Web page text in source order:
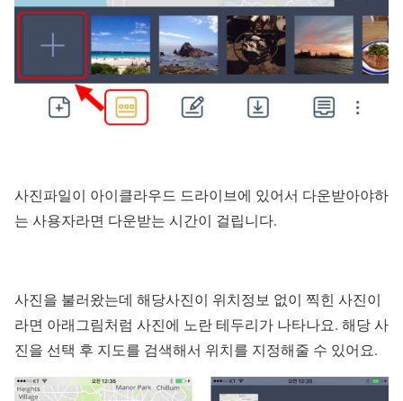
사진파일이 아이클라우드 드라이브에 있어서 다운받아야하
는 사용자라면 다운받는 시간이 걸립니다.
사진을 불러왔는데 해당사진이 위치정보 없이 찍힌 사진이
라면 아래그림처럼 사진에 노란 테두리가 나타나요. 해당 사
진을 선택 후 지도를 검색해서 위치를 지정해줄 수 있어요.